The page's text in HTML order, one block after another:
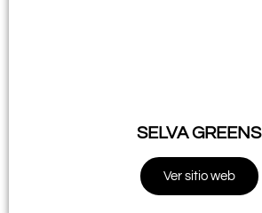
SELVA GREENS
Ver sitio web